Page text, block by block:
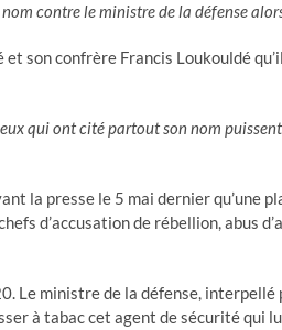
contre le ministre de la défense alors
son confrère Francis Loukouldé
qui ont cité partout son nom puissent
la presse le 5 mai dernier qu’une
d’accusation de rébellion, abus
Le ministre de la défense, interpellé
à tabac cet agent de sécurité qui